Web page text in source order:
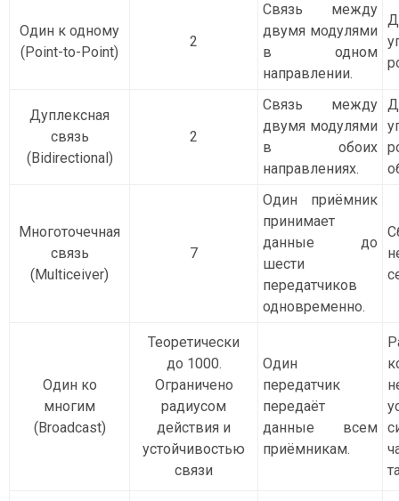
Один к одному
(Point-to-Point)
2
Связь между
двумя модулями
в одном
направлении.
Дуплексная
связь
(Bidirectional)
2
Связь между
двумя модулями
в обоих
направлениях.
Многоточечная
связь
(Multiceiver)
7
Один приёмник
принимает
данные до
шести
передатчиков
одновременно.
Один ко
многим
(Broadcast)
Теоретически
до 1000.
Ограничено
радиусом
действия и
устойчивостью
связи
Один
передатчик
передаёт
данные всем
приёмникам.